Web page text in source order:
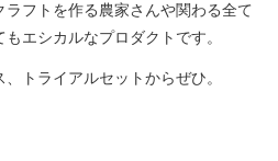
フトを作る農家さんや関わる全て
エシカルなプロダクトです。
トライアルセットからぜひ。